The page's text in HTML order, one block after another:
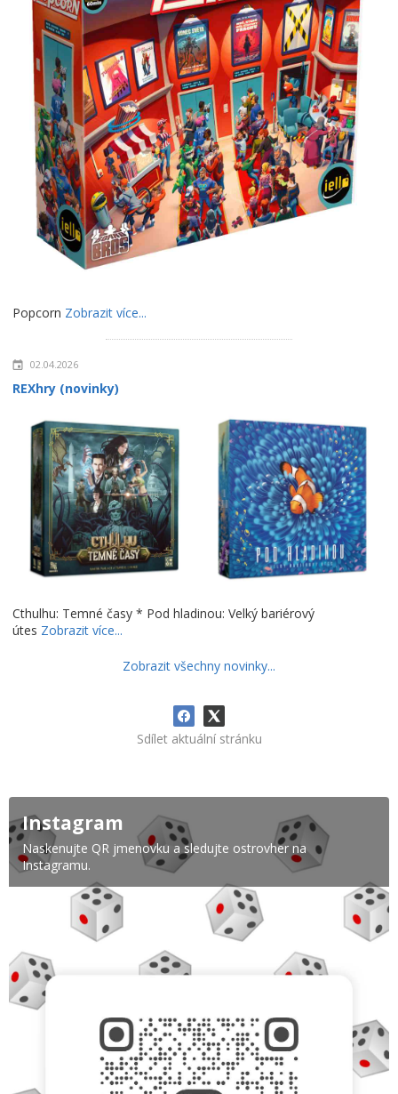
Popcorn Zobrazit více...
02.04.2026
REXhry (novinky)
Cthulhu: Temné časy * Pod hladinou: Velký bariérový
útes Zobrazit více...
Zobrazit všechny novinky...
Sdílet aktuální stránku
Instagram
Naskenujte QR jmenovku a sledujte ostrovher na
Instagramu.